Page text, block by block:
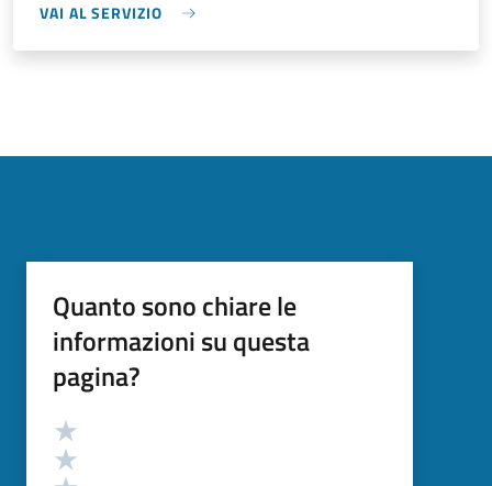
VAI AL SERVIZIO
Quanto sono chiare le
informazioni su questa
pagina?
Valutazione